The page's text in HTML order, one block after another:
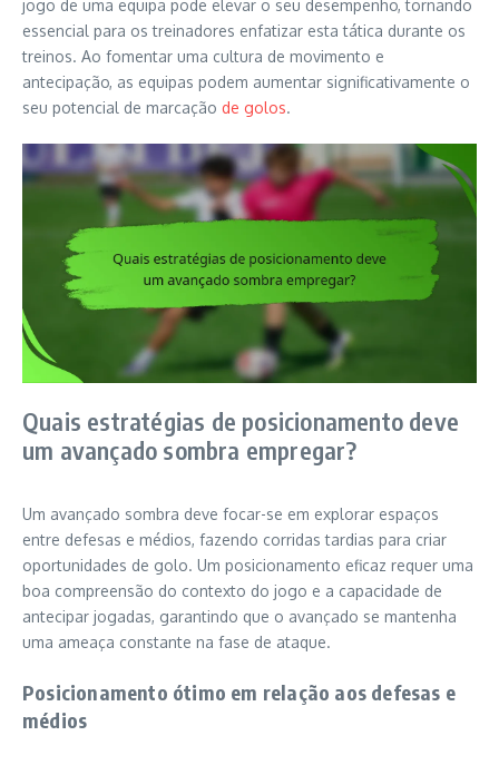
jogo de uma equipa pode elevar o seu desempenho, tornando
essencial para os treinadores enfatizar esta tática durante os
treinos. Ao fomentar uma cultura de movimento e
antecipação, as equipas podem aumentar significativamente o
seu potencial de marcação de golos.
Quais estratégias de posicionamento deve
um avançado sombra empregar?
Um avançado sombra deve focar-se em explorar espaços
entre defesas e médios, fazendo corridas tardias para criar
oportunidades de golo. Um posicionamento eficaz requer uma
boa compreensão do contexto do jogo e a capacidade de
antecipar jogadas, garantindo que o avançado se mantenha
uma ameaça constante na fase de ataque.
Posicionamento ótimo em relação aos defesas e
médios